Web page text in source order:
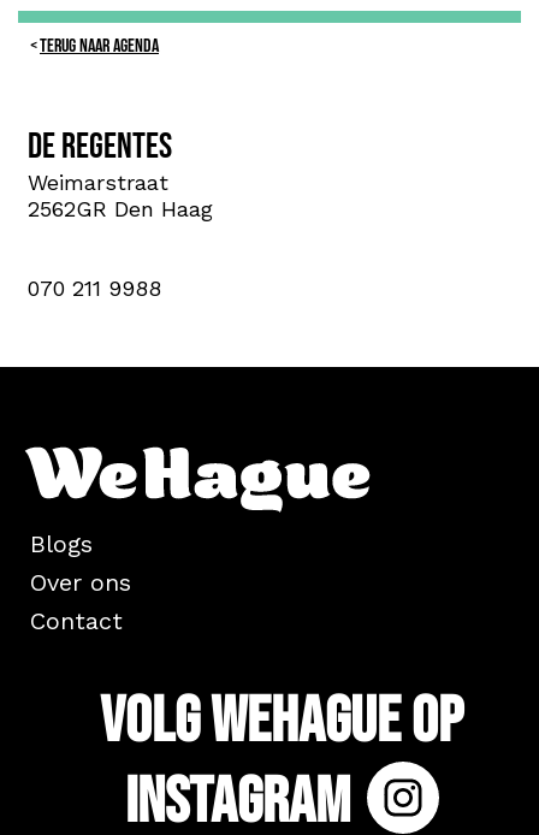
TERUG NAAR AGENDA
De Regentes
Weimarstraat
2562GR Den Haag
070 211 9988
Blogs
Over ons
Contact
Volg WeHague op
Instagram